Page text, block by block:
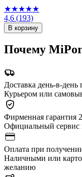
★★★★★
4,6 (193)
В корзину
Почему
Доставка день-в-
Курьером или
Фирменная гарантия
Официальный сервис
Оплата при
Наличными или
желанию